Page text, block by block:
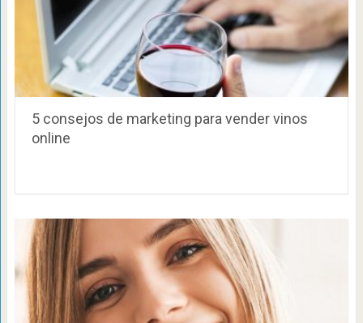
5 consejos de marketing para vender vinos
online